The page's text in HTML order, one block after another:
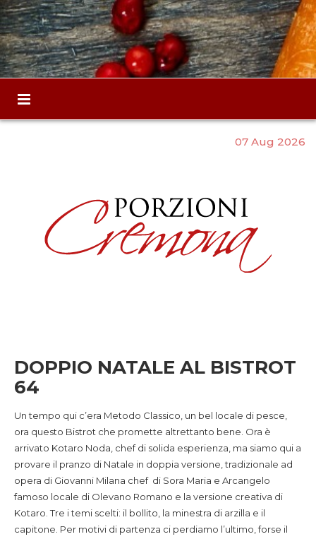
07 Aug 2026
DOPPIO NATALE AL BISTROT
64
Un tempo qui c’era Metodo Classico, un bel locale di pesce,
ora questo Bistrot che promette altrettanto bene. Ora è
arrivato Kotaro Noda, chef di solida esperienza, ma siamo qui a
provare il pranzo di Natale in doppia versione, tradizionale ad
opera di Giovanni Milana chef di Sora Maria e Arcangelo
famoso locale di Olevano Romano e la versione creativa di
Kotaro. Tre i temi scelti: il bollito, la minestra di arzilla e il
capitone. Per motivi di partenza ci perdiamo l’ultimo, forse il